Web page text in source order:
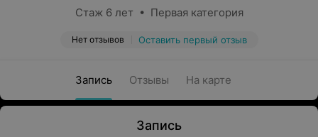
Стаж 6 лет • Первая категория
Нет отзывов Оставить первый отзыв
Запись Отзывы На карте
Запись